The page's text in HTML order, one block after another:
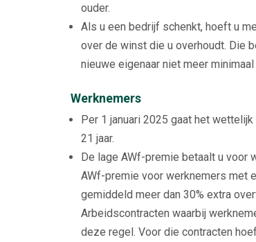
ouder.
Als u een bedrijf schenkt, hoeft u
over de winst die u overhoudt. Die
nieuwe eigenaar niet meer
Werknemers
Per 1 januari 2025 gaat het
21 jaar.
De lage AWf-premie betaalt u voor
AWf-premie voor werknemers met
gemiddeld meer dan 30% extra
Arbeidscontracten waarbij
deze regel. Voor die contracten